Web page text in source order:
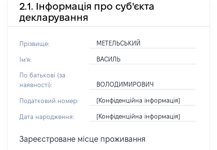
2.1. Інформація про суб'єкта
декларування
Прізвище: МЕТЕЛЬСЬКИЙ
Ім'я: ВАСИЛЬ
По батькові (за
наявності):
ВОЛОДИМИРОВИЧ
Податковий номер: [Конфіденційна інформація]
Дата народження: [Конфіденційна інформація]
Зареєстроване місце проживання